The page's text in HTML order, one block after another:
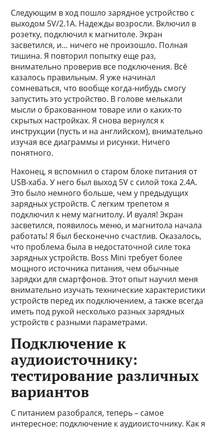
Следующим в ход пошло зарядное устройство с
выходом 5V/2.1A. Надежды возросли. Включил в
розетку, подключил к магнитоле. Экран
засветился, и… ничего не произошло. Полная
тишина. Я повторил попытку еще раз,
внимательно проверив все подключения. Всё
казалось правильным. Я уже начинал
сомневаться, что вообще когда-нибудь смогу
запустить это устройство. В голове мелькали
мысли о бракованном товаре или о каких-то
скрытых настройках. Я снова вернулся к
инструкции (пусть и на английском), внимательно
изучая все диаграммы и рисунки. Ничего
понятного.
Наконец, я вспомнил о старом блоке питания от
USB-хаба. У него был выход 5V с силой тока 2.4A.
Это было немного больше, чем у предыдущих
зарядных устройств. С легким трепетом я
подключил к нему магнитолу. И вуаля! Экран
засветился, появилось меню, и магнитола начала
работать! Я был бесконечно счастлив. Оказалось,
что проблема была в недостаточной силе тока
зарядных устройств. Boss Mini требует более
мощного источника питания, чем обычные
зарядки для смартфонов. Этот опыт научил меня
внимательно изучать технические характеристики
устройств перед их подключением, а также всегда
иметь под рукой несколько разных зарядных
устройств с разными параметрами.
Подключение к
аудиоисточнику:
тестирование различных
вариантов
С питанием разобрался, теперь – самое
интересное: подключение к аудиоисточнику. Как я